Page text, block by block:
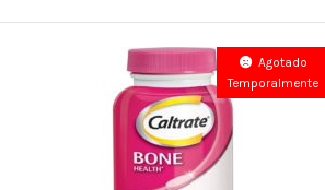
Agotado
Temporalmente